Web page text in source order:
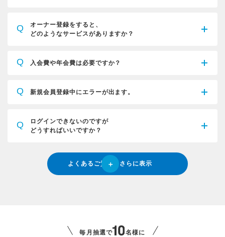
Q
オーナー登録をすると、
どのようなサービスがありますか？
Q 入会費や年会費は必要ですか？
Q 新規会員登録中にエラーが出ます。
Q
ログインできないのですが
どうすればいいですか？
よくあるご質問をさらに表示
毎月抽選で 名様に